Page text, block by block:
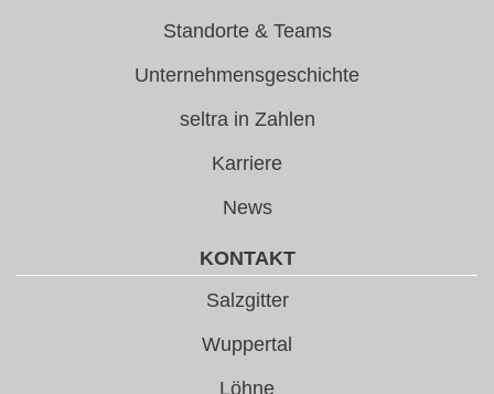
Standorte & Teams
Unternehmensgeschichte
seltra in Zahlen
Karriere
News
KONTAKT
Salzgitter
Wuppertal
Löhne